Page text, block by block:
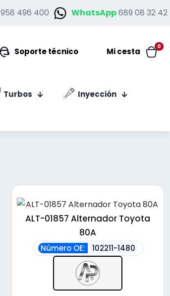
958 496 400 WhatsApp689 08 32 42
Soporte técnico
0
Mi cesta
Turbos
Inyección
ALT-01857 Alternador Toyota
80A
Número OE: 102211-1480